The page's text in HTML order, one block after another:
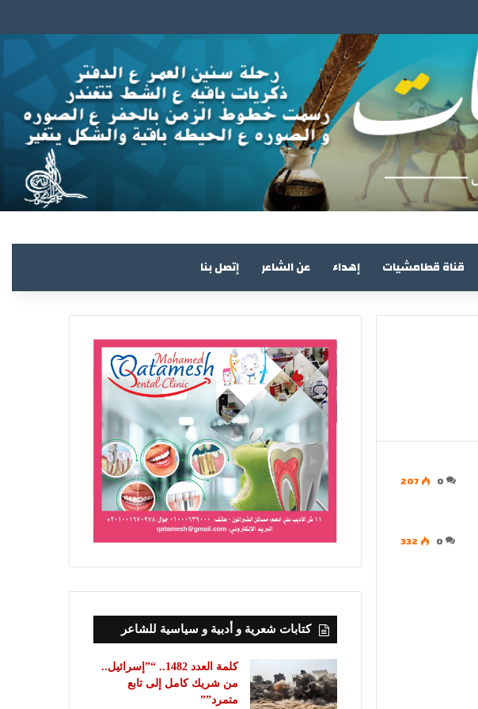
قناة قطامشيات إهداء عن الشاعر إتصل بنا
0
207
0
332
كتابات شعرية و أدبية و سياسية للشاعر
كلمة العدد 1482.. “”إسرائيل..
من شريك كامل إلى تابع
متمرد””